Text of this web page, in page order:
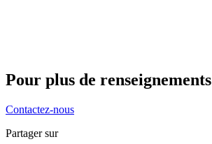
Pour plus de renseignements
Contactez-nous
Partager sur